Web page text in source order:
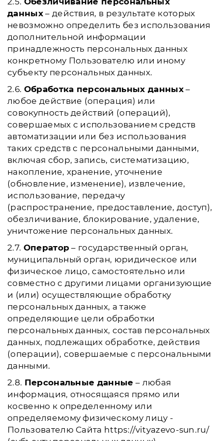
данных– действия, в результате которых
невозможно определить без использования
дополнительной информации
принадлежность персональных данных
конкретному Пользователю или иному
субъекту персональных данных.
2.6. Обработка персональных данных–
любое действие (операция) или
совокупность действий (операций),
совершаемых с использованием средств
автоматизации или без использования
таких средств с персональными данными,
включая сбор, запись, систематизацию,
накопление, хранение, уточнение
(обновление, изменение), извлечение,
использование, передачу
(распространение, предоставление, доступ),
обезличивание, блокирование, удаление,
уничтожение персональных данных.
2.7. Оператор – государственный орган,
муниципальный орган, юридическое или
физическое лицо, самостоятельно или
совместно с другими лицами организующие
и (или) осуществляющие обработку
персональных данных, а также
определяющие цели обработки
персональных данных, состав персональных
данных, подлежащих обработке, действия
(операции), совершаемые с персональными
данными.
2.8. Персональные данные – любая
информация, относящаяся прямо или
косвенно к определенному или
определяемому физическому лицу -
Пользователю Сайта https://vityazevo-sun.ru/